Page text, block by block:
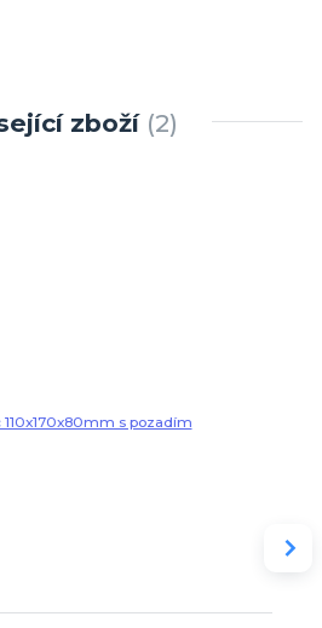
zboží 2